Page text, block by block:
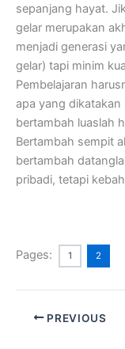
sepanjang hayat.
gelar merupakan
menjadi generasi
gelar) tapi minim
Pembelajaran
apa yang dikatakan
bertambah luaslah
Bertambah sempit
bertambah
pribadi, tetapi
Pages: 1 2
PREVIOUS